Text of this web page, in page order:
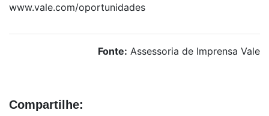
www.vale.com/oportunidades
Fonte: Assessoria de Imprensa Vale
Compartilhe: